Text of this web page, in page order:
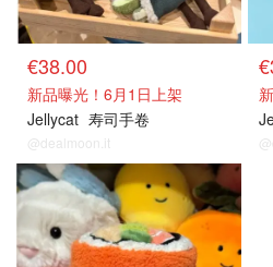
€38.00
新品曝光！6月1日上架
Jellycat 寿司手卷
@dealmoon.it